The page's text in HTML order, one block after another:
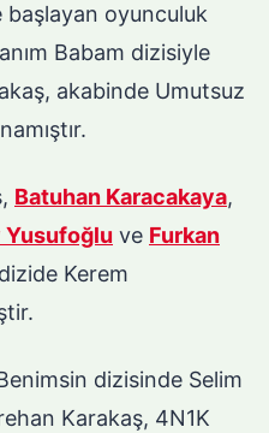
başlayan oyunculuk
Babam dizisiyle
akabinde Umutsuz
Batuhan Karacakaya,
Yusufoğlu ve Furkan
dizide Kerem
dizisinde Selim
Karakaş, 4N1K